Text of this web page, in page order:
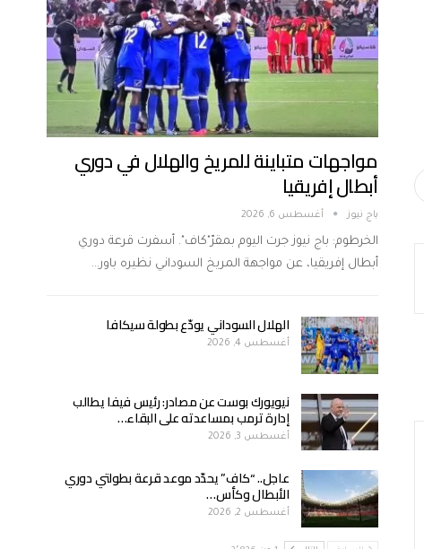
مواجهات متباينة للمريخ والهلال في دوري
أبطال إفريقيا
باج نيوز أغسطس 6, 2026
الخرطوم: باج نيوز جرت اليوم بمقرّ"كاف". أسفرت قرعة دوري
أبطال إفريقيا، عن مواجهة المريخ السوداني نظيره باور…
الهلال السوداني يودّع بطولة سيكافا
أغسطس 4, 2026
نيويورك بوست عن مصادر: رئيس فيفا يطالب
إدارة ترمب بمساعدته على البقاء…
أغسطس 3, 2026
عاجل.. “كاف” يحدّد موعد قرعة بطولتي دوري
الأبطال وكأس…
أغسطس 2, 2026